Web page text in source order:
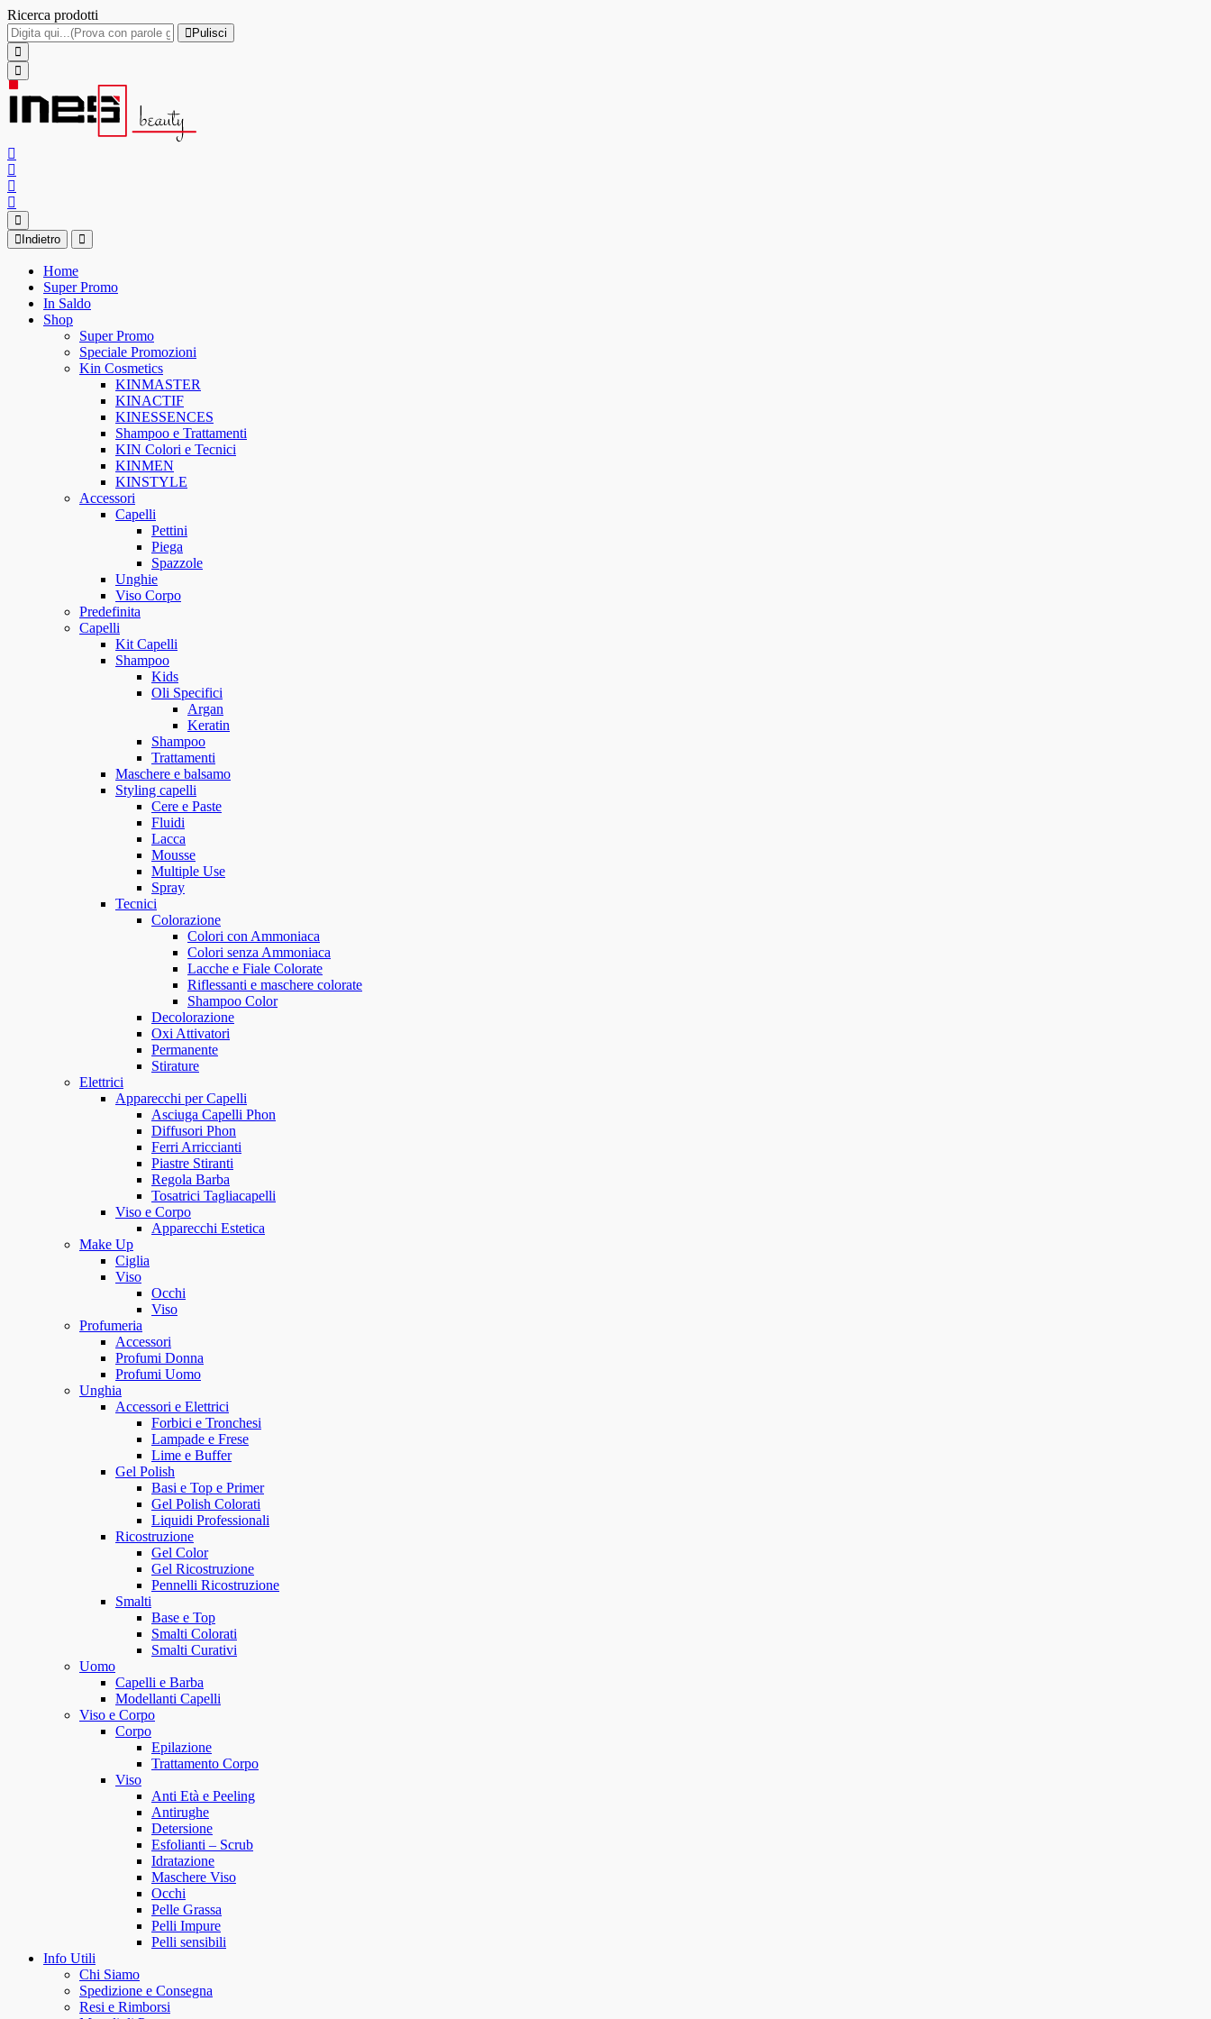
Ricerca prodotti
Pulisci
Indietro
Home
Super Promo
In Saldo
Shop
Super Promo
Speciale Promozioni
Kin Cosmetics
KINMASTER
KINACTIF
KINESSENCES
Shampoo e Trattamenti
KIN Colori e Tecnici
KINMEN
KINSTYLE
Accessori
Capelli
Pettini
Piega
Spazzole
Unghie
Viso Corpo
Predefinita
Capelli
Kit Capelli
Shampoo
Kids
Oli Specifici
Argan
Keratin
Shampoo
Trattamenti
Maschere e balsamo
Styling capelli
Cere e Paste
Fluidi
Lacca
Mousse
Multiple Use
Spray
Tecnici
Colorazione
Colori con Ammoniaca
Colori senza Ammoniaca
Lacche e Fiale Colorate
Riflessanti e maschere colorate
Shampoo Color
Decolorazione
Oxi Attivatori
Permanente
Stirature
Elettrici
Apparecchi per Capelli
Asciuga Capelli Phon
Diffusori Phon
Ferri Arriccianti
Piastre Stiranti
Regola Barba
Tosatrici Tagliacapelli
Viso e Corpo
Apparecchi Estetica
Make Up
Ciglia
Viso
Occhi
Viso
Profumeria
Accessori
Profumi Donna
Profumi Uomo
Unghia
Accessori e Elettrici
Forbici e Tronchesi
Lampade e Frese
Lime e Buffer
Gel Polish
Basi e Top e Primer
Gel Polish Colorati
Liquidi Professionali
Ricostruzione
Gel Color
Gel Ricostruzione
Pennelli Ricostruzione
Smalti
Base e Top
Smalti Colorati
Smalti Curativi
Uomo
Capelli e Barba
Modellanti Capelli
Viso e Corpo
Corpo
Epilazione
Trattamento Corpo
Viso
Anti Età e Peeling
Antirughe
Detersione
Esfolianti – Scrub
Idratazione
Maschere Viso
Occhi
Pelle Grassa
Pelli Impure
Pelli sensibili
Info Utili
Chi Siamo
Spedizione e Consegna
Resi e Rimborsi